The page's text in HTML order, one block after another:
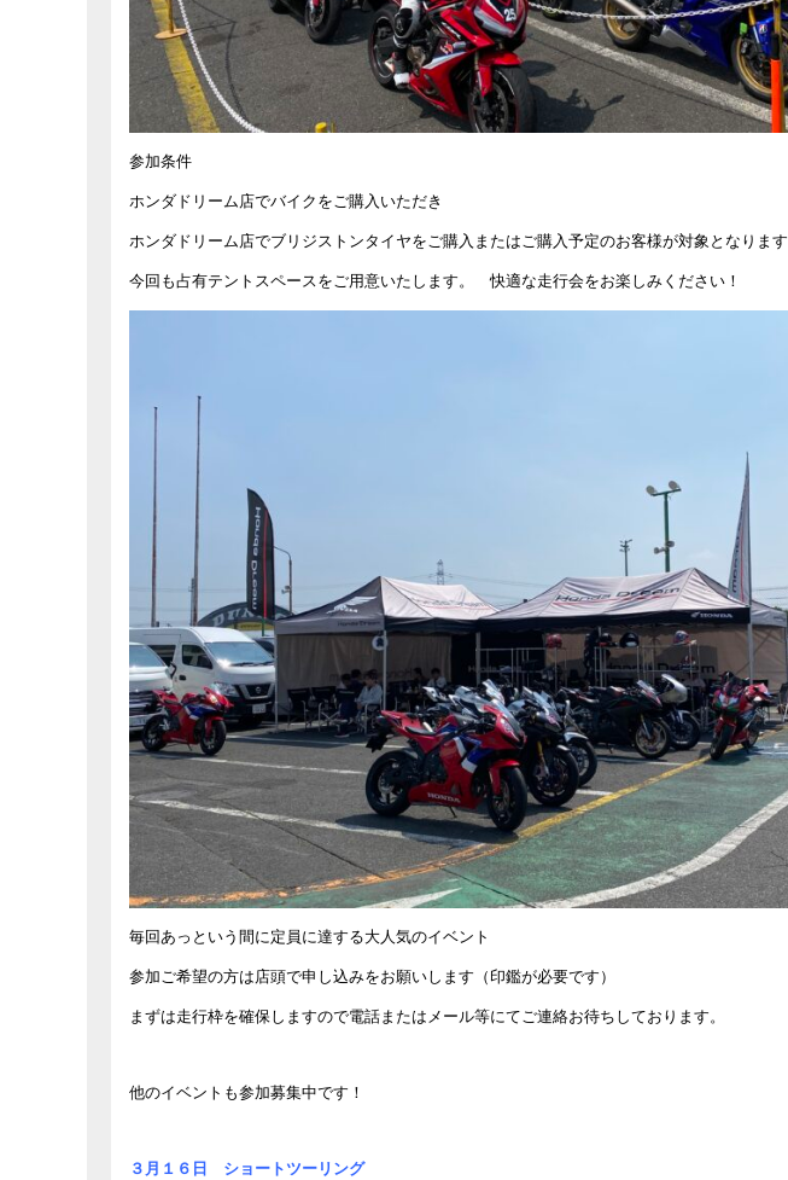
参加条件
ホンダドリーム店でバイクをご購入いただき
ホンダドリーム店でブリジストンタイヤをご購入またはご購入予定のお客様が対象となります
今回も占有テントスペースをご用意いたします。 快適な走行会をお楽しみください！
毎回あっという間に定員に達する大人気のイベント
参加ご希望の方は店頭で申し込みをお願いします（印鑑が必要です）
まずは走行枠を確保しますので電話またはメール等にてご連絡お待ちしております。
他のイベントも参加募集中です！
３月１６日 ショートツーリング